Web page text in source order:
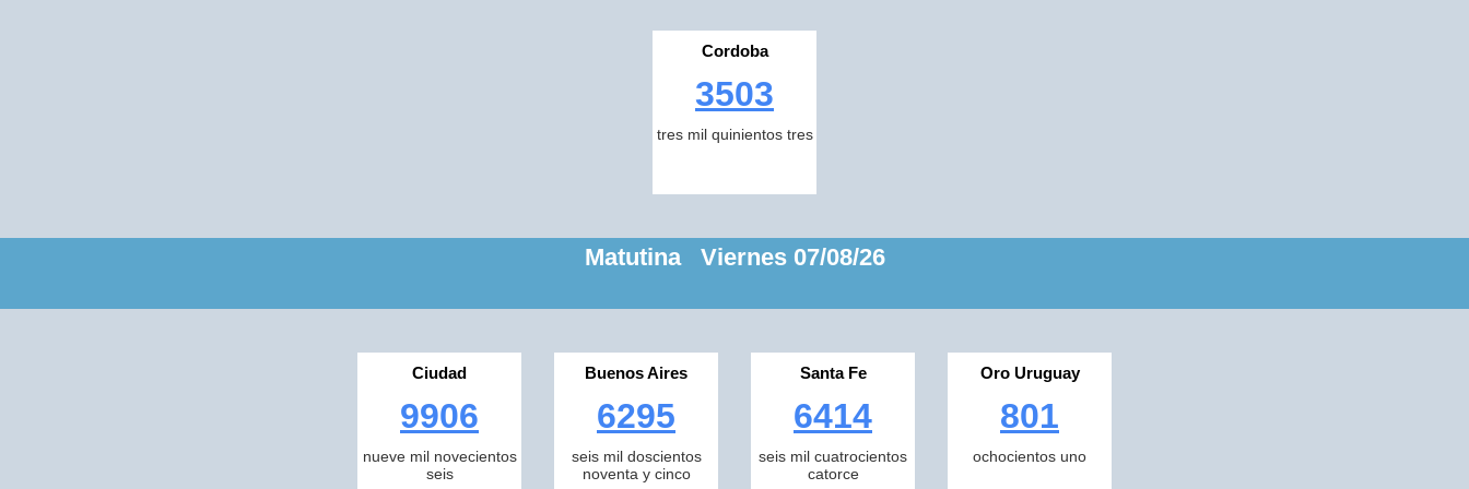
Cordoba
3503
tres mil quinientos tres
Matutina Viernes 07/08/26
Ciudad
9906
nueve mil novecientos
seis
Buenos Aires
6295
seis mil doscientos
noventa y cinco
Santa Fe
6414
seis mil cuatrocientos
catorce
Oro Uruguay
801
ochocientos uno